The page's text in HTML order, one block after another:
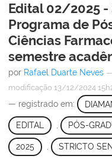
Edital 02/2025 -
Programa de
Ciências
semestre
por Rafael Duarte Neves —
modificação 13/12/2024
— registrado em:
EDITAL , PÓS-
2025 STRICTO